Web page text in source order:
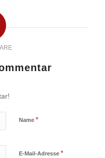
Name *
E-Mail-Adresse *